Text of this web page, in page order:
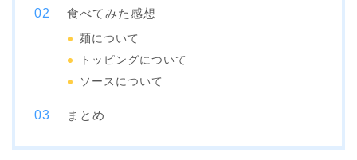
食べてみた感想
麺について
トッピングについて
ソースについて
まとめ